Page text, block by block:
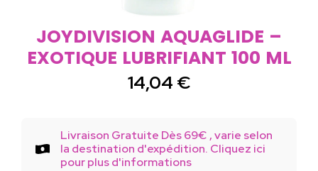
JOYDIVISION AQUAGLIDE –
EXOTIQUE LUBRIFIANT 100 ML
14,04 €
Livraison Gratuite Dès 69€ , varie selon
la destination d'expédition. Cliquez ici
pour plus d'informations